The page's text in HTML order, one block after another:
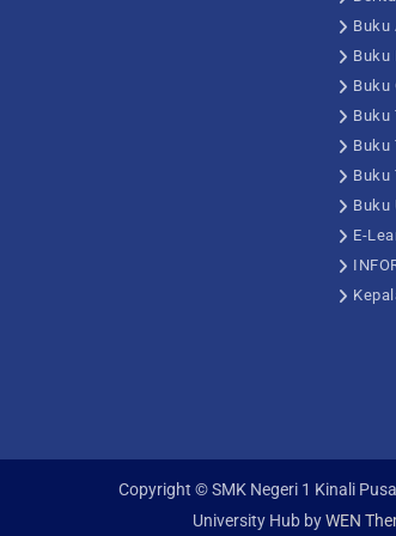
Buku
Buku
Buku
Buku
Buku
Buku
Buku
E-
Copyright © SMK Negeri 1 Kinali
University Hub byWEN